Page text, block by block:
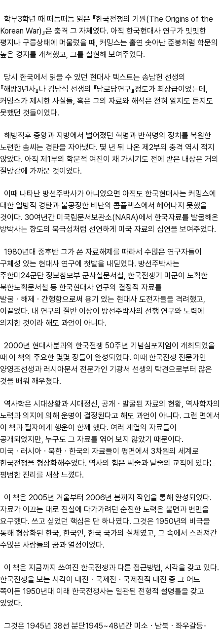
학부3학년 때 떠듬떠듬 읽은 『한국전쟁의 기원(The Origins of the
Korean War)』은 충격 그 자체였다. 아직 한국현대사 연구가 밋밋한
평지나 구릉상태에 머물렀을 때, 커밍스는 홀연 솟아난 준봉처럼 학문의
높은 경지를 개척했고, 그를 실현해 보여주었다.
당시 한국에서 읽을 수 있던 현대사 텍스트는 송남헌 선생의
『해방3년사』나 김남식 선생의 『남로당연구』정도가 최상급이었는데,
커밍스가 제시한 사실들, 혹은 그의 자료와 해석은 전혀 알지도 듣지도
못했던 것들이었다.
해방직후 중앙과 지방에서 벌어졌던 혁명과 반혁명의 정치를 복원한
노련한 솜씨는 경탄을 자아냈다. 몇 년 뒤 나온 제2부의 충격 역시 적지
않았다. 아직 제1부의 학문적 여진이 채 가시기도 전에 받은 내상은 거의
절망감에 가까운 것이었다.
이때 나타난 방선주박사가 아니었으면 아직도 한국현대사는 커밍스에
대한 일방적 경탄과 불공정한 비난의 콤플렉스에서 헤어나지 못했을
것이다. 30여년간 미국립문서보관소(NARA)에서 한국자료를 발굴해온
방박사는 향도의 북극성처럼 선연하게 미국 자료의 심연을 보여주었다.
1980년대 중후반 그가 쓴 자료해제를 따라서 수많은 연구자들이
구체성 있는 현대사 연구에 첫발을 내딛었다. 방선주박사는
주한미24군단 정보참모부 군사실문서철, 한국전쟁기 미군이 노획한
북한노획문서철 등 한국현대사 연구의 결정적 자료를
발굴ㆍ해제ㆍ간행함으로써 용기 있는 현대사 도전자들을 격려했고,
이끌었다. 내 연구의 절반 이상이 방선주박사의 선행 연구와 노력에
의지한 것이라 해도 과언이 아니다.
2000년 현대사분과의 한국전쟁 50주년 기념심포지엄이 개최되었을
때 이 책의 주요한 몇몇 장들이 완성되었다. 이때 한국전쟁 전문가인
양영조선생과 러시아문서 전문가인 기광서 선생의 탁견으로부터 많은
것을 배워 깨우쳤다.
역사학은 시대상황과 시대정신, 공개ㆍ발굴된 자료의 현황, 역사학자의
노력과 의지에 의해 운명이 결정된다고 해도 과언이 아니다. 그런 면에서
이 책과 필자에게 행운이 함께 했다. 여러 계열의 자료들이
공개되었지만, 누구도 그 자료를 엮어 보지 않았기 때문이다.
미국ㆍ러시아ㆍ북한ㆍ한국의 자료들이 평면에서 3차원의 세계로
한국전쟁을 형상화해주었다. 역사의 힘은 씨줄과 날줄의 교직에 있다는
평범한 진리를 새삼 느꼈다.
이 책은 2005년 겨울부터 2006년 봄까지 작업을 통해 완성되었다.
자료가 이끄는 대로 진실에 다가가려던 순진한 노력은 불면과 번민을
요구했다. 쓰고 싶었던 핵심은 단 하나였다. 그것은 1950년의 비극을
통해 형상화된 한국, 한국인, 한국 국가의 실체였고, 그 속에서 스러져간
수많은 사람들의 꿈과 열정이었다.
이 책은 지금까지 쓰여진 한국전쟁과 다른 접근방법, 시각을 갖고 있다.
한국전쟁을 보는 시각이 내전ㆍ국제전ㆍ국제전적 내전 중 그 어느
쪽이든 1950년대 이래 한국전쟁사는 일관된 전형적 설명틀을 갖고
있었다.
그것은 1945년 38선 분단­1945~48년간 미소ㆍ남북ㆍ좌우갈등­